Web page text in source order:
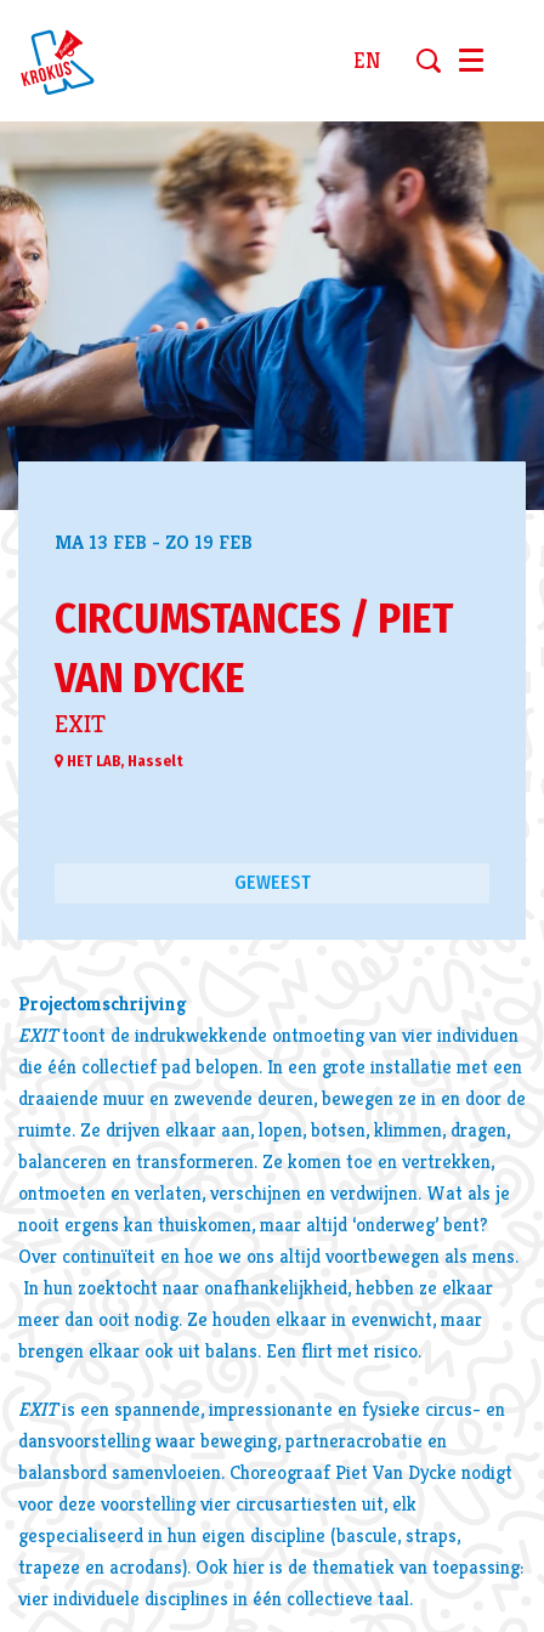
EN Menu
CIRCUMSTANCES / PIET
VAN DYCKE
EXIT
MA 13 FEB - ZO 19 FEB
HET LAB, Hasselt
GEWEEST
Projectomschrijving
EXITtoont de indrukwekkende ontmoeting van vier individuen
die één collectief pad belopen. In een grote installatie met een
draaiende muur en zwevende deuren, bewegen ze in en door de
ruimte. Ze drijven elkaar aan, lopen, botsen, klimmen, dragen,
balanceren en transformeren. Ze komen toe en vertrekken,
ontmoeten en verlaten, verschijnen en verdwijnen. Wat als je
nooit ergens kan thuiskomen, maar altijd ‘onderweg’ bent?
Over continuïteit en hoe we ons altijd voortbewegen als mens.
In hun zoektocht naar onafhankelijkheid, hebben ze elkaar
meer dan ooit nodig. Ze houden elkaar in evenwicht, maar
brengen elkaar ook uit balans. Een flirt met risico.
EXITis een spannende, impressionante en fysieke circus- en
dansvoorstelling waar beweging, partneracrobatie en
balansbord samenvloeien. Choreograaf Piet Van Dycke nodigt
voor deze voorstelling vier circusartiesten uit, elk
gespecialiseerd in hun eigen discipline (bascule, straps,
trapeze en acrodans). Ook hier is de thematiek van toepassing:
vier individuele disciplines in één collectieve taal.